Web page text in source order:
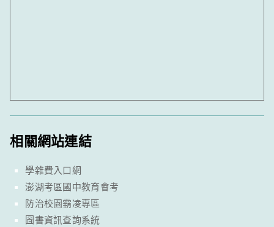
相關網站連結
學雜費入口網
澎湖考區國中教育會考
防治校園霸凌專區
圖書資訊查詢系統